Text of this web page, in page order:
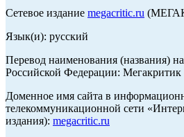
Сетевое издание megacritic.ru
Язык(и): русский
Перевод наименования (названия)
Российской Федерации: Мегакритик
Доменное имя сайта в
телекоммуникационной сети
издания): megacritic.ru